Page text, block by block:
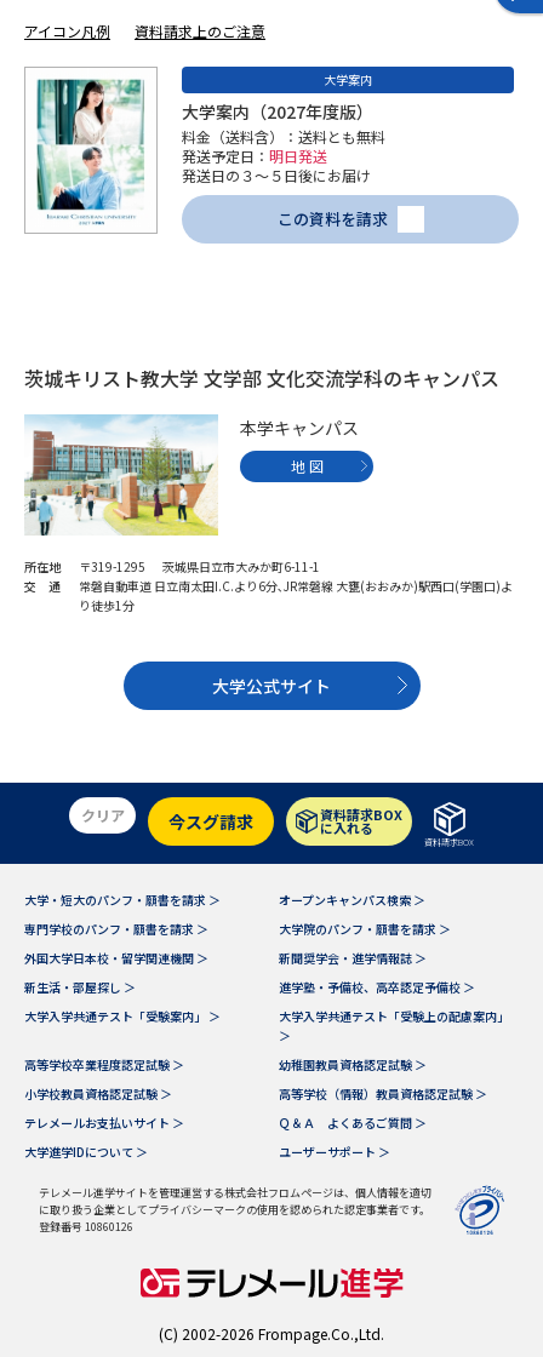
オープンキャンパスなどを調べる
オープンキャンパス検索 実施プログラムから探す
来場型・Web型イベント特集 夢ナビライブ
志望校・出願校を調べる
併願校選び 受験スケジュールを立てよう
先輩が入学を決めた理由
新生活お役立ちガイド
学問発見 学問検索
学問のミニ講義「夢ナビ講義」 学問分野解説
学問の教科書 夢ナビライブ
ユーザーサポート
Ｑ＆Ａ よくあるご質問 大学進学IDについて
資料の料金の
お支払いについて
受付内容・発送状況の確認
テレメール
お支払いサイト
個人情報取扱規定
特定商取引表記
テレメール進学カタログ
アイコン凡例 資料請求上のご注意
大学案内
大学案内（2027年度版）
料金（送料含）：送料とも無料
発送予定日： 明日発送
発送日の３～５日後にお届け
この資料を請求
茨城キリスト教大学 文学部 文化交流学科のキャンパス
本学キャンパス
地 図
所在地
〒319-1295 茨城県日立市大みか町6-11-1
交 通
常磐自動車道 日立南太田I.C.より6分､JR常磐線 大甕(おおみか)駅西口(学園口)よ
り徒歩1分
大学公式サイト
クリア 今スグ請求 資料請求BOX
に入れる
資料請求BOX
大学・短大のパンフ・願書を請求 ＞
オープンキャンパス検索 ＞
専門学校のパンフ・願書を請求 ＞
大学院のパンフ・願書を請求 ＞
外国大学日本校・留学関連機関 ＞
新聞奨学会・進学情報誌 ＞
新生活・部屋探し ＞
進学塾・予備校、高卒認定予備校 ＞
大学入学共通テスト「受験案内」 ＞
大学入学共通テスト「受験上の配慮案内」
＞
高等学校卒業程度認定試験 ＞
幼稚園教員資格認定試験 ＞
小学校教員資格認定試験 ＞
高等学校（情報）教員資格認定試験 ＞
テレメールお支払いサイト ＞
Ｑ＆Ａ よくあるご質問 ＞
大学進学IDについて ＞
ユーザーサポート ＞
テレメール進学サイトを管理運営する株式会社フロムページは、個人情報を適切
に取り扱う企業としてプライバシーマークの使用を認められた認定事業者です。
登録番号 10860126
(C) 2002-2026 Frompage.Co.,Ltd.